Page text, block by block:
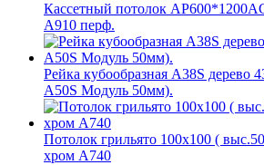
Кассетный потолок
А910 перф.
Рейка кубообразная A38S дерево
A50S Модуль 50мм).
Потолок грильято 100х100 (
хром А740